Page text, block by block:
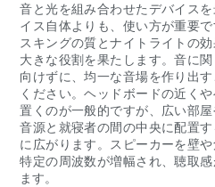
音と光を組み合わせたデバイス
イス自体よりも、使い方が重要
スキングの質とナイトライトの
大きな役割を果たします。音に
向けずに、均一な音場を作り出
ください。ヘッドボードの近く
置くのが一般的ですが、広い部
音源と就寝者の間の中央に配置
に広がります。スピーカーを壁
特定の周波数が増幅され、聴取
ます。